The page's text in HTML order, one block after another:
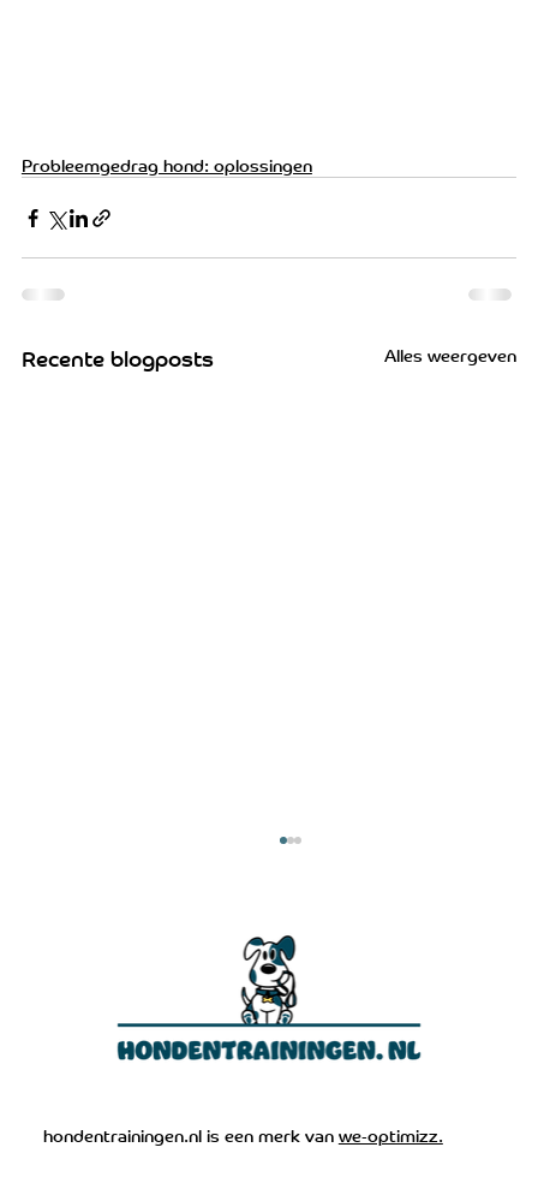
Probleemgedrag hond: oplossingen
Recente blogposts Alles weergeven
Mijn hond luistert niet: dé oplossing
hondentrainingen.nl is een merk vanwe-optimizz.